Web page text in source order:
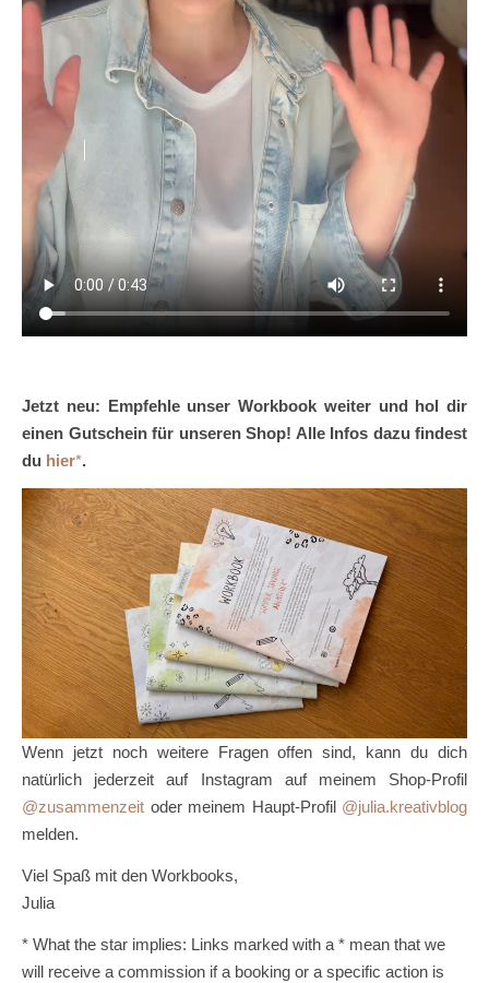
Jetzt neu: Empfehle unser Workbook weiter und hol dir
einen Gutschein für unseren Shop! Alle Infos dazu findest
du hier .
Wenn jetzt noch weitere Fragen offen sind, kann du dich
natürlich jederzeit auf Instagram auf meinem Shop-Profil
@zusammenzeit oder meinem Haupt-Profil @julia.kreativblog
melden.
Viel Spaß mit den Workbooks,
Julia
* What the star implies: Links marked with a * mean that we
will receive a commission if a booking or a specific action is